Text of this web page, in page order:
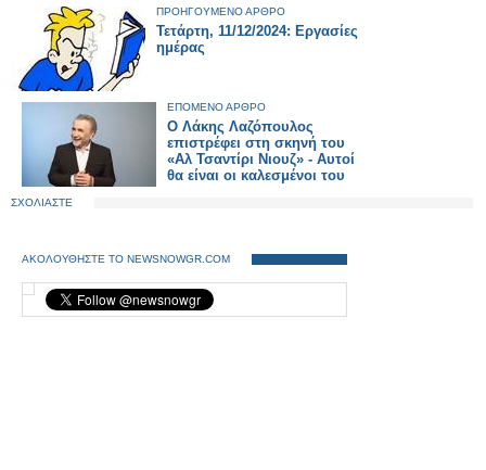
ΠΡΟΗΓΟΥΜΕΝΟ ΑΡΘΡΟ
Τετάρτη, 11/12/2024: Εργασίες
ημέρας
ΕΠΟΜΕΝΟ ΑΡΘΡΟ
Ο Λάκης Λαζόπουλος
επιστρέφει στη σκηνή του
«Αλ Τσαντίρι Νιουζ» - Αυτοί
θα είναι οι καλεσμένοι του
ΣΧΟΛΙΑΣΤΕ
ΑΚΟΛΟΥΘΗΣΤΕ ΤΟ NEWSNOWGR.COM